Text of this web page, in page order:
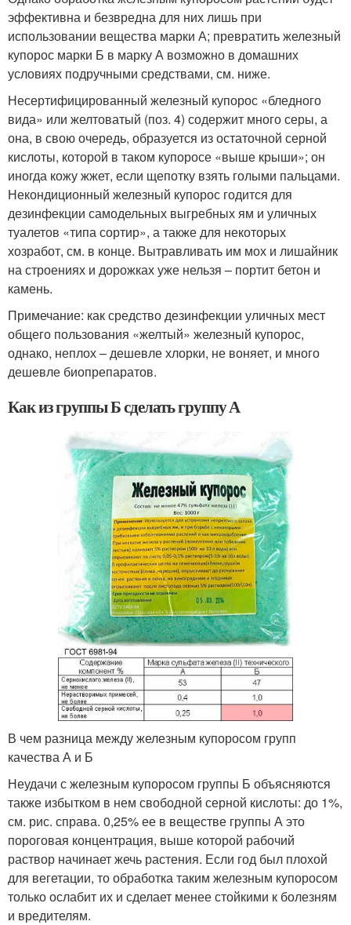
эффективна и безвредна для них лишь при
использовании вещества марки А; превратить железный
купорос марки Б в марку А возможно в домашних
условиях подручными средствами, см. ниже.
Несертифицированный железный купорос «бледного
вида» или желтоватый (поз. 4) содержит много серы, а
она, в свою очередь, образуется из остаточной серной
кислоты, которой в таком купоросе «выше крыши»; он
иногда кожу жжет, если щепотку взять голыми пальцами.
Некондиционный железный купорос годится для
дезинфекции самодельных выгребных ям и уличных
туалетов «типа сортир», а также для некоторых
хозработ, см. в конце. Вытравливать им мох и лишайник
на строениях и дорожках уже нельзя – портит бетон и
камень.
Примечание: как средство дезинфекции уличных мест
общего пользования «желтый» железный купорос,
однако, неплох – дешевле хлорки, не воняет, и много
дешевле биопрепаратов.
Как из группы Б сделать группу А
В чем разница между железным купоросом групп
качества А и Б
Неудачи с железным купоросом группы Б объясняются
также избытком в нем свободной серной кислоты: до 1%,
см. рис. справа. 0,25% ее в веществе группы А это
пороговая концентрация, выше которой рабочий
раствор начинает жечь растения. Если год был плохой
для вегетации, то обработка таким железным купоросом
только ослабит их и сделает менее стойкими к болезням
и вредителям.